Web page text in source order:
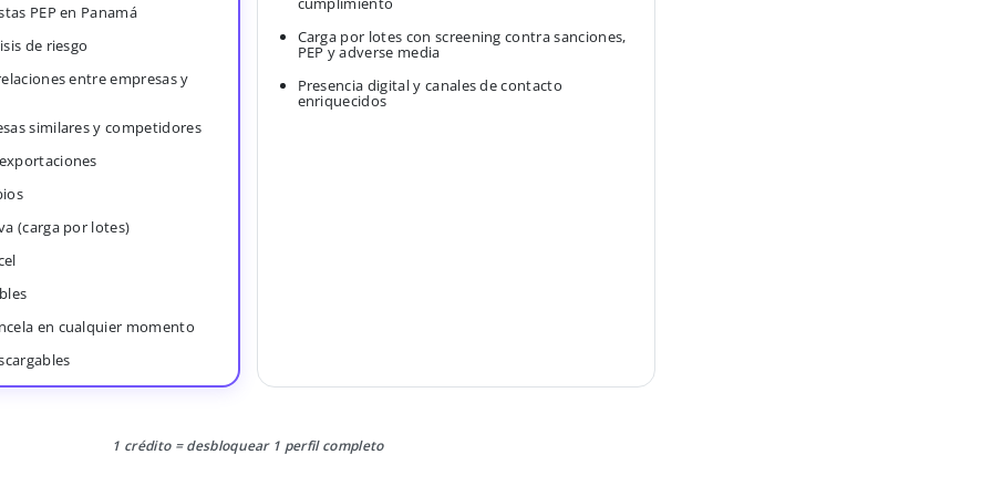
PEP en Panamá
de riesgo
entre empresas y
similares y competidores
(carga por lotes)
en cualquier momento
Carga por lotes con screening contra sanciones,
PEP y adverse media
Presencia digital y canales de contacto
enriquecidos
1 crédito = desbloquear 1 perfil completo